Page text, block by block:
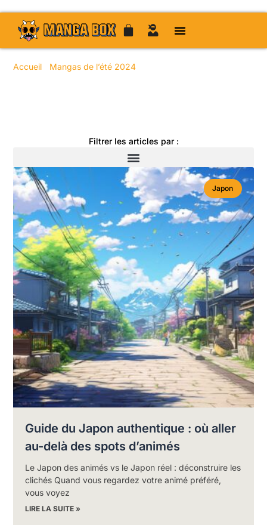
Accueil Mangas de l’été 2024
Filtrer les articles par :
Japon
Guide du Japon authentique : où aller
au-delà des spots d’animés
Le Japon des animés vs le Japon réel : déconstruire les
clichés Quand vous regardez votre animé préféré,
vous voyez
LIRE LA SUITE »